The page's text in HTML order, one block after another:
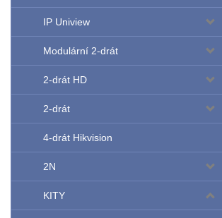
IP Uniview
Modulární 2-drát
2-drát HD
2-drát
4-drát Hikvision
2N
KITY